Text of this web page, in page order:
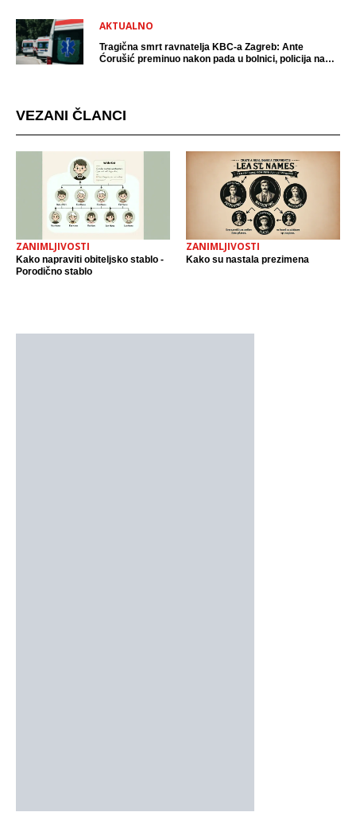
AKTUALNO
Tragična smrt ravnatelja KBC-a Zagreb: Ante
Ćorušić preminuo nakon pada u bolnici, policija na
VEZANI ČLANCI
ZANIMLJIVOSTI
Kako napraviti obiteljsko stablo -
Porodično stablo
ZANIMLJIVOSTI
Kako su nastala prezimena